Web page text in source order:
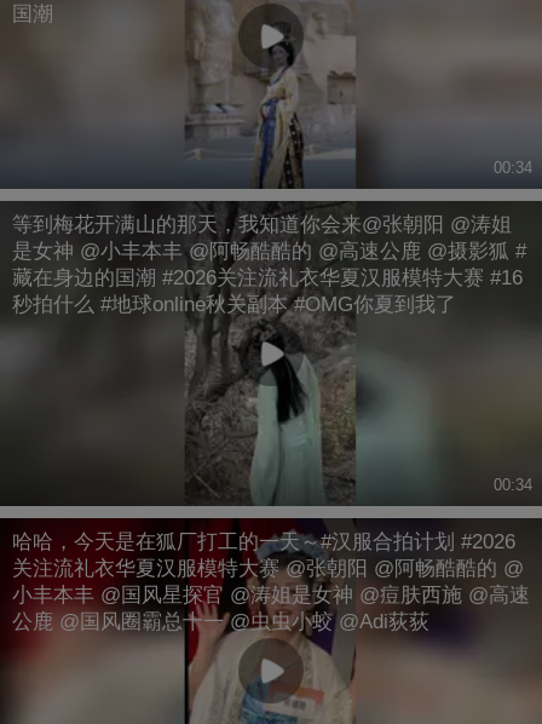
国潮
00:34
等到梅花开满山的那天，我知道你会来@张朝阳 @涛姐
是女神 @小丰本丰 @阿畅酷酷的 @高速公鹿 @摄影狐 #
藏在身边的国潮 #2026关注流礼衣华夏汉服模特大赛 #16
秒拍什么 #地球online秋关副本 #OMG你夏到我了
00:34
哈哈，今天是在狐厂打工的一天～#汉服合拍计划 #2026
关注流礼衣华夏汉服模特大赛 @张朝阳 @阿畅酷酷的 @
小丰本丰 @国风星探官 @涛姐是女神 @痘肤西施 @高速
公鹿 @国风圈霸总十一 @虫虫小蛟 @Adi荻荻